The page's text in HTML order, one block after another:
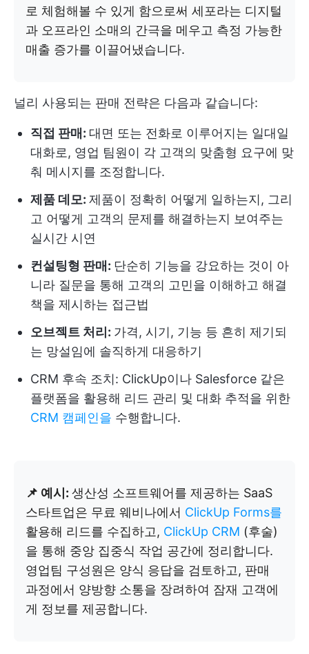
로 체험해볼 수 있게 함으로써 세포라는 디지털
과 오프라인 소매의 간극을 메우고 측정 가능한
매출 증가를 이끌어냈습니다.
널리 사용되는 판매 전략은 다음과 같습니다:
직접 판매: 대면 또는 전화로 이루어지는 일대일
대화로, 영업 팀원이 각 고객의 맞춤형 요구에 맞
춰 메시지를 조정합니다.
제품 데모: 제품이 정확히 어떻게 일하는지, 그리
고 어떻게 고객의 문제를 해결하는지 보여주는
실시간 시연
컨설팅형 판매: 단순히 기능을 강요하는 것이 아
니라 질문을 통해 고객의 고민을 이해하고 해결
책을 제시하는 접근법
오브젝트 처리: 가격, 시기, 기능 등 흔히 제기되
는 망설임에 솔직하게 대응하기
CRM 후속 조치: ClickUp이나 Salesforce 같은
플랫폼을 활용해 리드 관리 및 대화 추적을 위한
CRM 캠페인을 수행합니다.
📌 예시: 생산성 소프트웨어를 제공하는 SaaS
스타트업은 무료 웨비나에서 ClickUp Forms를
활용해 리드를 수집하고, ClickUp CRM (후술)
을 통해 중앙 집중식 작업 공간에 정리합니다.
영업팀 구성원은 양식 응답을 검토하고, 판매
과정에서 양방향 소통을 장려하여 잠재 고객에
게 정보를 제공합니다.